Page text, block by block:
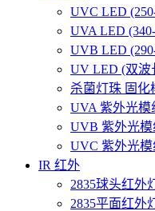
UVC LED
UVA LED
UVB LED
UV LED (双波
杀菌灯珠 固化
UVA 紫外光模
UVB 紫外光模
UVC 紫外光模
IR 红外
2835球头红外
2835平面红外